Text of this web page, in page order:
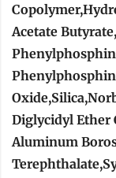
Acetate
Diglycidyl Ether
Aluminum